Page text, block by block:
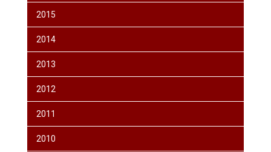
2015
2014
2013
2012
2011
2010